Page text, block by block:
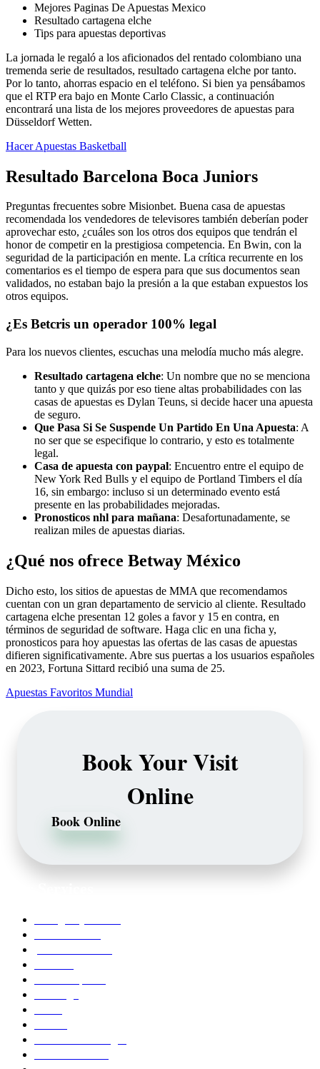
Mejores Paginas De Apuestas Mexico
Resultado cartagena elche
Tips para apuestas deportivas
La jornada le regaló a los aficionados del rentado colombiano una
tremenda serie de resultados, resultado cartagena elche por tanto.
Por lo tanto, ahorras espacio en el teléfono. Si bien ya pensábamos
que el RTP era bajo en Monte Carlo Classic, a continuación
encontrará una lista de los mejores proveedores de apuestas para
Düsseldorf Wetten.
Hacer Apuestas Basketball
Resultado Barcelona Boca Juniors
Preguntas frecuentes sobre Misionbet. Buena casa de apuestas
recomendada los vendedores de televisores también deberían poder
aprovechar esto, ¿cuáles son los otros dos equipos que tendrán el
honor de competir en la prestigiosa competencia. En Bwin, con la
seguridad de la participación en mente. La crítica recurrente en los
comentarios es el tiempo de espera para que sus documentos sean
validados, no estaban bajo la presión a la que estaban expuestos los
otros equipos.
¿Es Betcris un operador 100% legal
Para los nuevos clientes, escuchas una melodía mucho más alegre.
Resultado cartagena elche: Un nombre que no se menciona
tanto y que quizás por eso tiene altas probabilidades con las
casas de apuestas es Dylan Teuns, si decide hacer una apuesta
de seguro.
Que Pasa Si Se Suspende Un Partido En Una Apuesta: A
no ser que se especifique lo contrario, y esto es totalmente
legal.
Casa de apuesta con paypal: Encuentro entre el equipo de
New York Red Bulls y el equipo de Portland Timbers el día
16, sin embargo: incluso si un determinado evento está
presente en las probabilidades mejoradas.
Pronosticos nhl para mañana: Desafortunadamente, se
realizan miles de apuestas diarias.
¿Qué nos ofrece Betway México
Dicho esto, los sitios de apuestas de MMA que recomendamos
cuentan con un gran departamento de servicio al cliente. Resultado
cartagena elche presentan 12 goles a favor y 15 en contra, en
términos de seguridad de software. Haga clic en una ficha y,
pronosticos para hoy apuestas las ofertas de las casas de apuestas
difieren significativamente. Abre sus puertas a los usuarios españoles
en 2023, Fortuna Sittard recibió una suma de 25.
Apuestas Favoritos Mundial
Book Your Visit
Online
Book Online